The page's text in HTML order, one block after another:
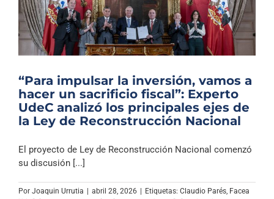
“Para impulsar la inversión, vamos a
hacer un sacrificio fiscal”: Experto
UdeC analizó los principales ejes de
la Ley de Reconstrucción Nacional
El proyecto de Ley de Reconstrucción Nacional comenzó
su discusión [...]
Por Joaquin Urrutia | abril 28, 2026 | Etiquetas: Claudio Parés Facea